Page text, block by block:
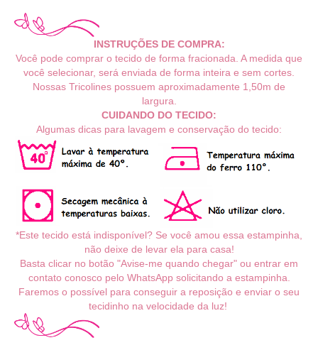
INSTRUÇÕES DE COMPRA:
Você pode comprar o tecido de forma fracionada. A medida que
você selecionar, será enviada de forma inteira e sem cortes.
Nossas Tricolines possuem aproximadamente 1,50m de
largura.
CUIDANDO DO TECIDO:
Algumas dicas para lavagem e conservação do tecido:
*Este tecido está indisponível? Se você amou essa estampinha,
não deixe de levar ela para casa!
Basta clicar no botão "Avise-me quando chegar" ou entrar em
contato conosco pelo WhatsApp solicitando a estampinha.
Faremos o possível para conseguir a reposição e enviar o seu
tecidinho na velocidade da luz!